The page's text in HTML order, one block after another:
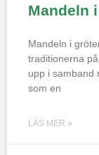
Mandeln
Mandeln i
traditionerna
upp i samband
som en
LÄS MER »